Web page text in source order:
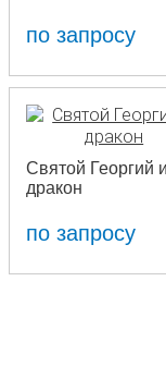
по запросу
Святой Георгий и
дракон
по запросу